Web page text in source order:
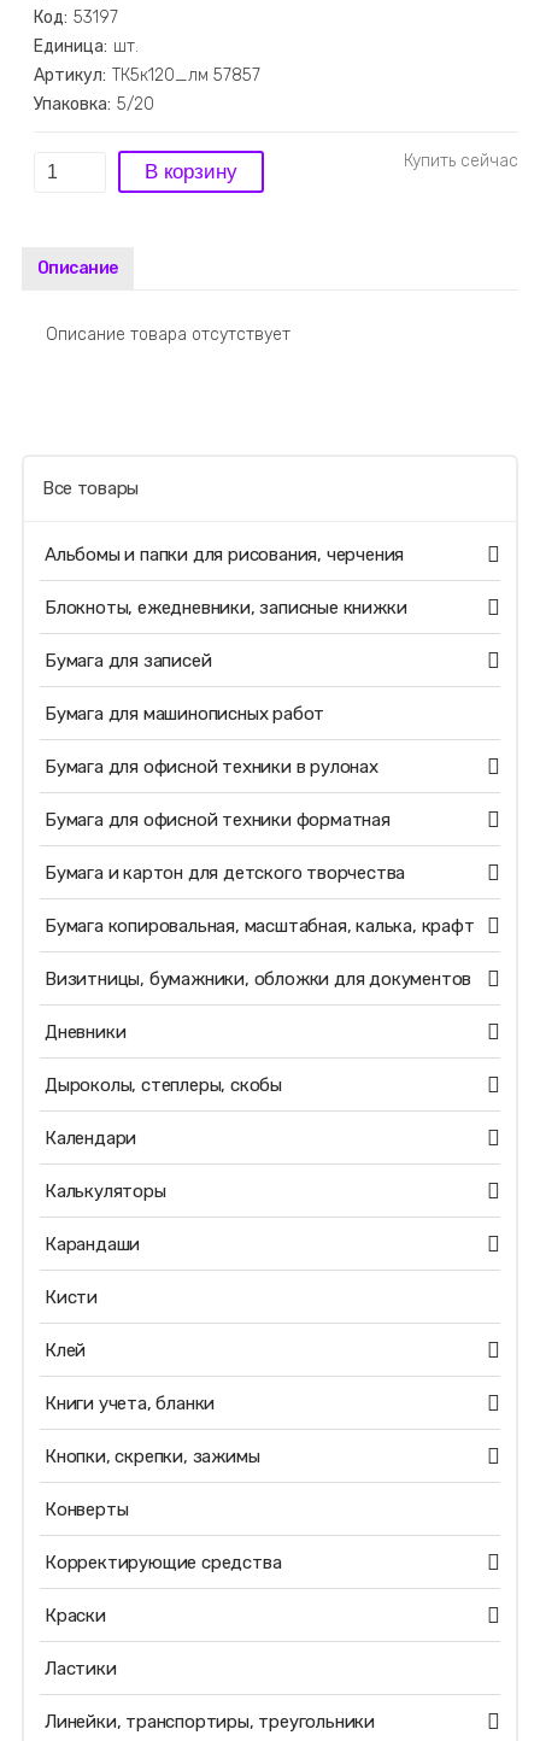
Код: 53197
Единица: шт.
Артикул: ТК5к120_лм 57857
Упаковка: 5/20
Описание
Описание товара отсутствует
Все товары
Альбомы и папки для рисования, черчения
Блокноты, ежедневники, записные книжки
Бумага для записей
Бумага для машинописных работ
Бумага для офисной техники в рулонах
Бумага для офисной техники форматная
Бумага и картон для детского творчества
Бумага копировальная, масштабная, калька, крафт
Визитницы, бумажники, обложки для документов
Дневники
Дыроколы, степлеры, скобы
Календари
Калькуляторы
Карандаши
Кисти
Клей
Книги учета, бланки
Кнопки, скрепки, зажимы
Конверты
Корректирующие средства
Краски
Ластики
Линейки, транспортиры, треугольники